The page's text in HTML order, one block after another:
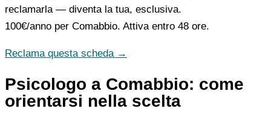
reclamarla — diventa la tua, esclusiva.
100€/anno per Comabbio. Attiva entro 48 ore.
Reclama questa scheda →
Psicologo a Comabbio: come
orientarsi nella scelta